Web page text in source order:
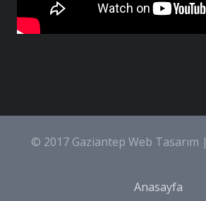
© 2017 Gaziantep Web Tasarım |
Anasayfa